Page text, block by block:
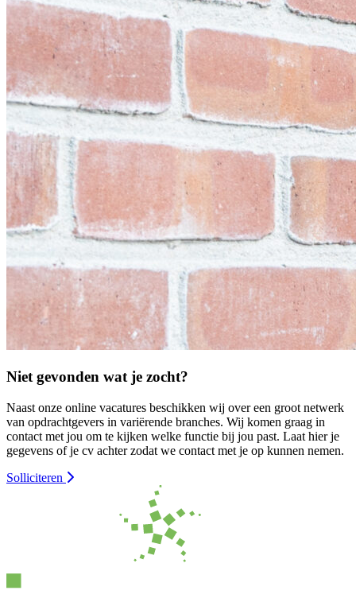
Niet gevonden wat je zocht?
Naast onze online vacatures beschikken wij over een groot netwerk
van opdrachtgevers in variërende branches. Wij komen graag in
contact met jou om te kijken welke functie bij jou past. Laat hier je
gegevens of je cv achter zodat we contact met je op kunnen nemen.
Solliciteren